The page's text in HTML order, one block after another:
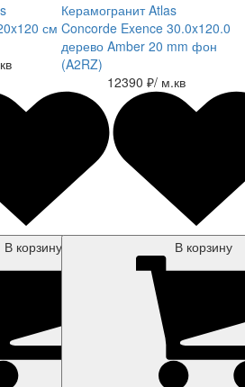
см
В корзину
Керамогранит Atlas
Concorde Exence 30.0x120.0
дерево Amber 20 mm фон
(A2RZ)
12390 ₽/ м.кв
В корзину